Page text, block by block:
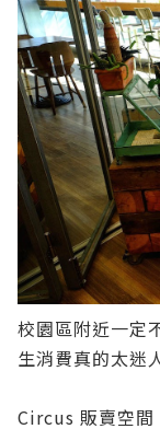
校園區附近一定
生消費真的太迷
Circus 販賣空間